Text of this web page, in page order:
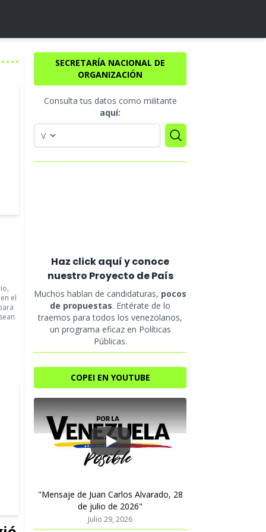
el
SECRETARÍA NACIONAL DE
ORGANIZACIÓN
Consulta tus datos como militante
aquí:
Haz click aquí y conoce
nuestro Proyecto de País
Muchos hablan de candidaturas, pocos
de propuestas. Entérate de lo
traemos para todos los venezolanos,
un programa eficaz en Políticas
Públicas.
COPEI EN YOUTUBE
Play
"Mensaje de Juan Carlos Alvarado, 28
de julio de 2026"
Julio 29, 2026